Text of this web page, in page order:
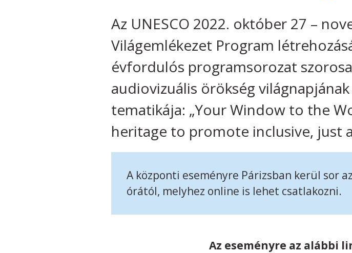
Az UNESCO 2022. október 27 –
Világemlékezet Program
évfordulós programsorozat
audiovizuális örökség
tematikája: „Your Window to the
heritage to promote inclusive, just
A központi eseményre Párizsban kerül sor
órától, melyhez online is lehet csatlakozni.
Az eseményre az alábbi